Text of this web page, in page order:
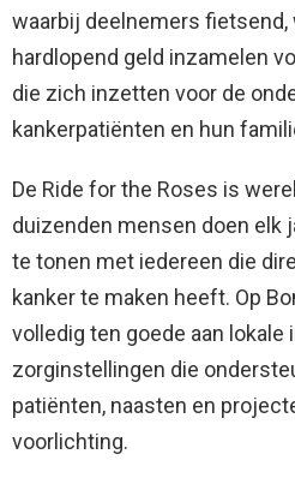
waarbij deelnemers fietsend,
hardlopend geld inzamelen
die zich inzetten voor de
kankerpatiënten en hun
De Ride for the Roses is
duizenden mensen doen elk
te tonen met iedereen die
kanker te maken heeft. Op
volledig ten goede aan lokale
zorginstellingen die
patiënten, naasten en
voorlichting.